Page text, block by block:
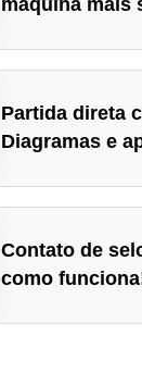
máquina mais
Partida direta
Diagramas e
Contato de
como